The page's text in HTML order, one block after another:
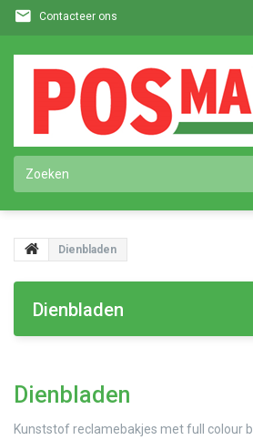
Contacteer ons
Dienbladen
Dienbladen
Dienbladen
Kunststof reclamebakjes met full colour